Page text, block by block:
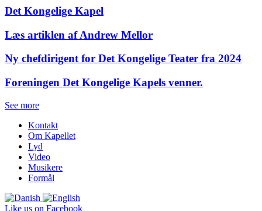
Det Kongelige Kapel
Læs artiklen af Andrew Mellor
Ny chefdirigent for Det Kongelige Teater fra 2024
Foreningen Det Kongelige Kapels venner.
See more
Kontakt
Om Kapellet
Lyd
Video
Musikere
Formål
Like us on Facebook